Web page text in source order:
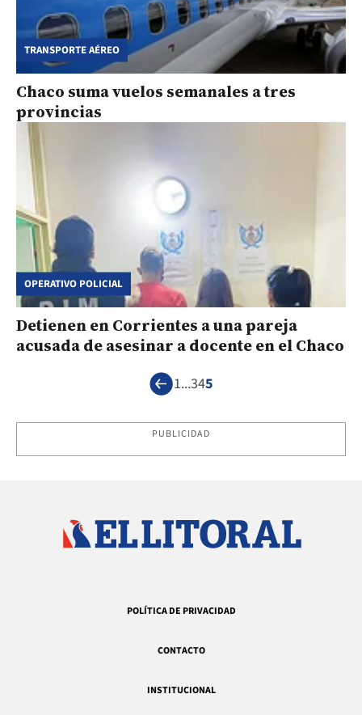
TRANSPORTE AÉREO
Chaco suma vuelos semanales a tres
provincias
OPERATIVO POLICIAL
Detienen en Corrientes a una pareja
acusada de asesinar a docente en el Chaco
1...345
PUBLICIDAD
POLÍTICA DE PRIVACIDAD
CONTACTO
INSTITUCIONAL